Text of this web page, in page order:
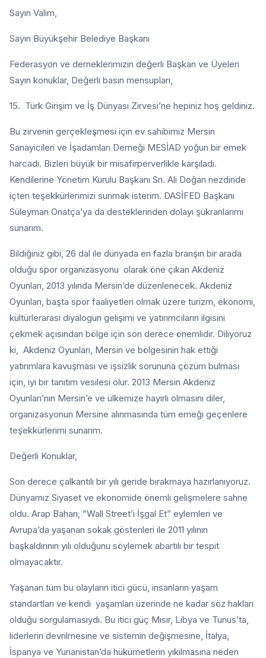
Sayın Valim,
Sayın Büyükşehir Belediye Başkanı
Federasyon ve derneklerimizin değerli Başkan ve Üyeleri
Sayın konuklar, Değerli basın mensupları,
15. Türk Girişim ve İş Dünyası Zirvesi’ne hepiniz hoş geldiniz.
Bu zirvenin gerçekleşmesi için ev sahibimiz Mersin
Sanayicileri ve İşadamları Derneği MESİAD yoğun bir emek
harcadı. Bizleri büyük bir misafirperverlikle karşıladı.
Kendilerine Yönetim Kurulu Başkanı Sn. Ali Doğan nezdinde
içten teşekkürlerimizi sunmak isterim. DASİFED Başkanı
Süleyman Onatça’ya da desteklerinden dolayı şükranlarımı
sunarım.
Bildiğiniz gibi, 26 dal ile dünyada en fazla branşın bir arada
olduğu spor organizasyonu olarak öne çıkan Akdeniz
Oyunları, 2013 yılında Mersin’de düzenlenecek. Akdeniz
Oyunları, başta spor faaliyetleri olmak üzere turizm, ekonomi,
kültürlerarası diyalogun gelişimi ve yatırımcıların ilgisini
çekmek açısından bölge için son derece önemlidir. Diliyoruz
ki, Akdeniz Oyunları, Mersin ve bölgesinin hak ettiği
yatırımlara kavuşması ve işsizlik sorununa çözüm bulması
için, iyi bir tanıtım vesilesi olur. 2013 Mersin Akdeniz
Oyunları’nın Mersin’e ve ülkemize hayırlı olmasını diler,
organizasyonun Mersine alınmasında tüm emeği geçenlere
teşekkürlerimi sunarım.
Değerli Konuklar,
Son derece çalkantılı bir yılı geride bırakmaya hazırlanıyoruz.
Dünyamız Siyaset ve ekonomide önemli gelişmelere sahne
oldu. Arap Baharı, “Wall Street’i İşgal Et” eylemleri ve
Avrupa’da yaşanan sokak gösterileri ile 2011 yılının
başkaldırının yılı olduğunu söylemek abartılı bir tespit
olmayacaktır.
Yaşanan tüm bu olayların itici gücü, insanların yaşam
standartları ve kendi yaşamları üzerinde ne kadar söz hakları
olduğu sorgulamasıydı. Bu itici güç Mısır, Libya ve Tunus’ta,
liderlerin devrilmesine ve sistemin değişmesine, İtalya,
İspanya ve Yunanistan’da hükümetlerin yıkılmasına neden